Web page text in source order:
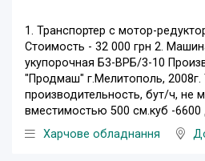
1. Транспортер с мотор-
Стоимость - 32 000 грн 2.
укупорочная Б3-ВРБ/3-10
"Продмаш" г.Мелитополь, 2008г.
производительность, бут/ч, не
вместимостью 500 см.куб -6600
Харчове обладнання